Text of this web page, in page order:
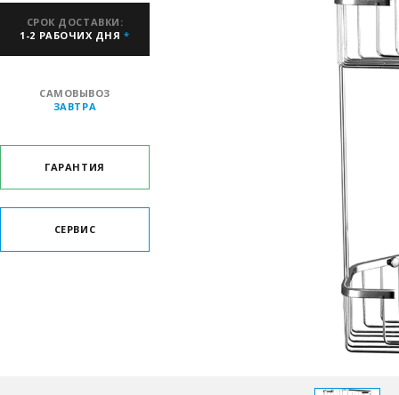
СРОК ДОСТАВКИ:
1-2 РАБОЧИХ ДНЯ*
САМОВЫВОЗ
ЗАВТРА
ГАРАНТИЯ
СЕРВИС